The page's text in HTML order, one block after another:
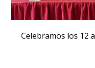
Celebramos los 12